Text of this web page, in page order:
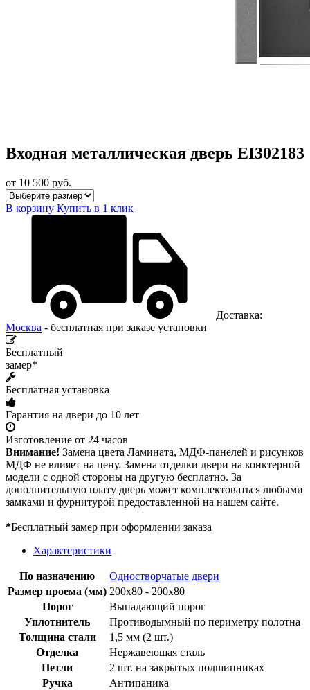
Входная металлическая дверь EI302183
от 10 500 руб.
В корзину Купить в 1 клик
Доставка:
Москва - бесплатная при заказе установки
Бесплатный
замер*
Бесплатная установка
Гарантия на двери до 10 лет
Изготовление от 24 часов
Внимание! Замена цвета Ламината, МДФ-панелей и рисунков
МДФ не влияет на цену. Замена отделки двери на конктерной
модели с одной стороны на другую бесплатно. За
дополнительную плату дверь может комплектоваться любыми
замками и фурнитурой предоставленной на нашем сайте.
*Бесплатный замер при оформлении заказа
Характеристики
По назначению
Одностворчатые двери
Размер проема (мм) 200х80 - 200х80
Порог
Выпадающий порог
Уплотнитель
Противодымный по периметру полотна
Толщина стали
1,5 мм (2 шт.)
Отделка
Нержавеющая сталь
Петли
2 шт. на закрытых подшипниках
Ручка
Антипаника